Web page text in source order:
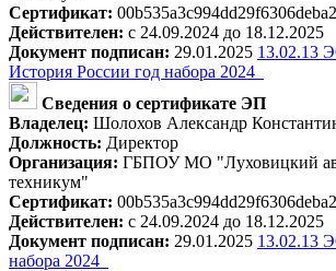
Сертификат:
Действителен: с 24.09.2024 до 18.12.2025
Документ подписан: 29.01.2025 13.02.13
История России год набора 2024_
Сведения о сертификате ЭП
Владелец: Шолохов Александр
Должность: Директор
Организация: ГБПОУ МО "Луховицкий
техникум"
Сертификат:
Действителен: с 24.09.2024 до 18.12.2025
Документ подписан: 29.01.2025 13.02.13
набора 2024_